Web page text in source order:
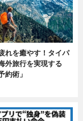
れを癒やす！タイパ
外旅行を実現する
約術」